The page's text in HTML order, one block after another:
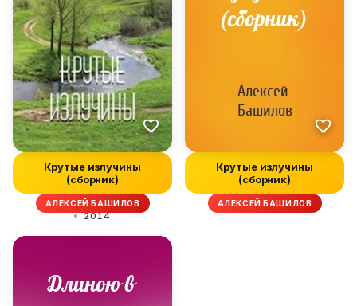
Крутые излучины
(сборник)
АЛЕКСЕЙ БАШИЛОВ
2014
Крутые излучины
(сборник)
АЛЕКСЕЙ БАШИЛОВ